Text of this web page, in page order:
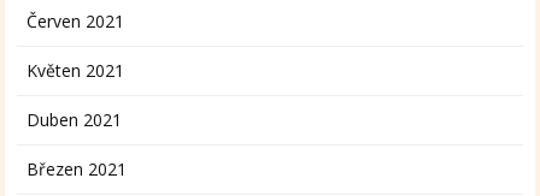
Červen 2021
Květen 2021
Duben 2021
Březen 2021